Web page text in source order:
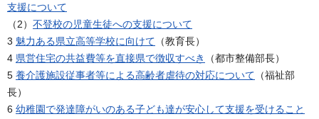
支援について
（2） 不登校の児童生徒への支援について
3 魅力ある県立高等学校に向けて （教育長）
4 県営住宅の共益費等を直接県で徴収すべき
（都市整備部長）
5 養介護施設従事者等による高齢者虐待の対応について （福祉部
長）
6 幼稚園で発達障がいのある子ども達が安心して支援を受けること